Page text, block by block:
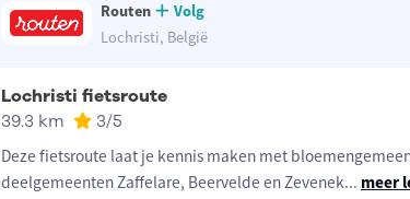
Routen
Volg
Lochristi, België
Lochristi fietsroute
39.3 km 3/5
Deze fietsroute laat je kennis maken met
deelgemeenten Zaffelare, Beervelde en Zevenek... meer